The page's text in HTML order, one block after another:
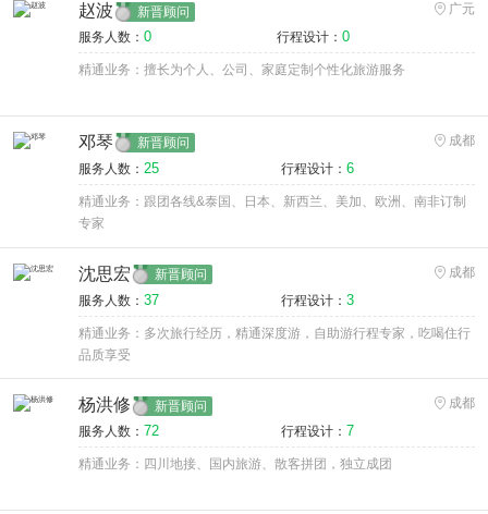
赵波 新晋顾问
广元
服务人数： 0 行程设计： 0
精通业务：擅长为个人、公司、家庭定制个性化旅游服务
邓琴 新晋顾问
成都
服务人数： 25 行程设计： 6
精通业务：跟团各线&泰国、日本、新西兰、美加、欧洲、南非订制
专家
沈思宏 新晋顾问
成都
服务人数： 37 行程设计： 3
精通业务：多次旅行经历，精通深度游，自助游行程专家，吃喝住行
品质享受
杨洪修 新晋顾问
成都
服务人数： 72 行程设计： 7
精通业务：四川地接、国内旅游、散客拼团，独立成团